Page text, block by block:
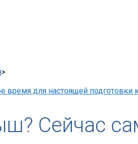
>
время для настоящей подготовки
Сейчас